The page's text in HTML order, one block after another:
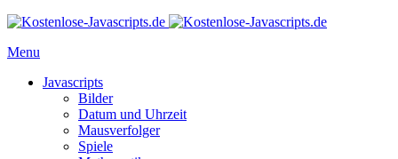
Menu
Javascripts
Bilder
Datum und Uhrzeit
Mausverfolger
Spiele